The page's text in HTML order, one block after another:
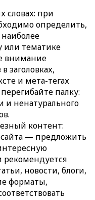
словах: при
определить,
или тематике
внимание
заголовках,
и мета-тегах
палку:
и ненатурального
контент:
сайта — предложить
новости, блоги,
форматы,